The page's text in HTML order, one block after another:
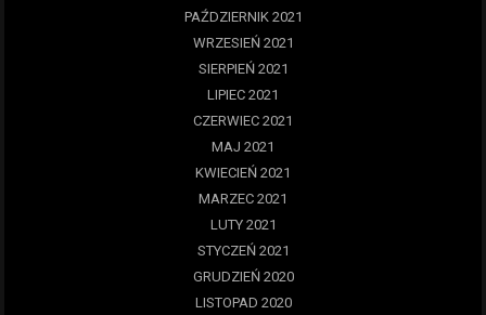
PAŹDZIERNIK 2021
WRZESIEŃ 2021
SIERPIEŃ 2021
LIPIEC 2021
CZERWIEC 2021
MAJ 2021
KWIECIEŃ 2021
MARZEC 2021
LUTY 2021
STYCZEŃ 2021
GRUDZIEŃ 2020
LISTOPAD 2020